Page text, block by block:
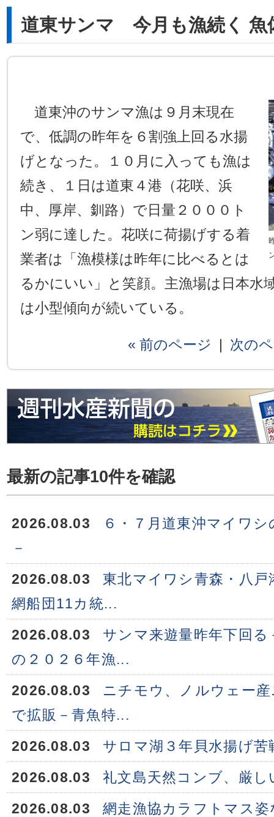
道東サンマ 今月も漁続く 魚
道東沖のサンマ漁は９月末現在
で、低調の昨年を６割強上回る水揚
げとなった。１０月に入っても漁は
続き、１日は道東４港（花咲、浜
中、厚岸、釧路）で日量２０００ト
ン弱に達した。花咲に荷揚げする着
業者は「漁模様は昨年に比べるとは
るかにいい」と笑顔。主漁場は日本水
は小型傾向が続いている。
« 前のページ | 次の
最新の記事10件を確認
2026.08.03
６・７月道東沖マイワ
－
2026.08.03
東北マイワシ青森・八
網船団11カ統...
2026.08.03
サンマ来遊量昨年下回
の２０２６年漁...
2026.08.03
ニチモウ、ノルウェー
で拡販－青魚特...
2026.08.03
サロマ湖３年貝水揚げ苦
2026.08.03
礼文島天然コンブ、厳し
2026.08.03
網走漁協カラフトマス